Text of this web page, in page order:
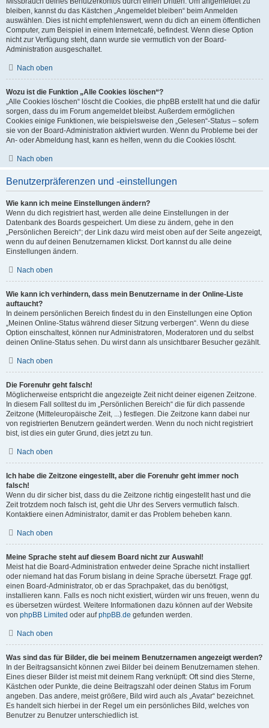
bleiben, kannst du das Kästchen „Angemeldet bleiben“ beim Anmelden
auswählen. Dies ist nicht empfehlenswert, wenn du dich an einem öffentlichen
Computer, zum Beispiel in einem Internetcafé, befindest. Wenn diese Option
nicht zur Verfügung steht, dann wurde sie vermutlich von der Board-
Administration ausgeschaltet.
Nach oben
Wozu ist die Funktion „Alle Cookies löschen“?
„Alle Cookies löschen“ löscht die Cookies, die phpBB erstellt hat und die dafür
sorgen, dass du im Forum angemeldet bleibst. Außerdem ermöglichen
Cookies einige Funktionen, wie beispielsweise den „Gelesen“-Status – sofern
sie von der Board-Administration aktiviert wurden. Wenn du Probleme bei der
An- oder Abmeldung hast, kann es helfen, wenn du die Cookies löscht.
Nach oben
Benutzerpräferenzen und -einstellungen
Wie kann ich meine Einstellungen ändern?
Wenn du dich registriert hast, werden alle deine Einstellungen in der
Datenbank des Boards gespeichert. Um diese zu ändern, gehe in den
„Persönlichen Bereich“; der Link dazu wird meist oben auf der Seite angezeigt,
wenn du auf deinen Benutzernamen klickst. Dort kannst du alle deine
Einstellungen ändern.
Nach oben
Wie kann ich verhindern, dass mein Benutzername in der Online-Liste
auftaucht?
In deinem persönlichen Bereich findest du in den Einstellungen eine Option
„Meinen Online-Status während dieser Sitzung verbergen“. Wenn du diese
Option einschaltest, können nur Administratoren, Moderatoren und du selbst
deinen Online-Status sehen. Du wirst dann als unsichtbarer Besucher gezählt.
Nach oben
Die Forenuhr geht falsch!
Möglicherweise entspricht die angezeigte Zeit nicht deiner eigenen Zeitzone.
In diesem Fall solltest du im „Persönlichen Bereich“ die für dich passende
Zeitzone (Mitteleuropäische Zeit, ...) festlegen. Die Zeitzone kann dabei nur
von registrierten Benutzern geändert werden. Wenn du noch nicht registriert
bist, ist dies ein guter Grund, dies jetzt zu tun.
Nach oben
Ich habe die Zeitzone eingestellt, aber die Forenuhr geht immer noch
falsch!
Wenn du dir sicher bist, dass du die Zeitzone richtig eingestellt hast und die
Zeit trotzdem noch falsch ist, geht die Uhr des Servers vermutlich falsch.
Kontaktiere einen Administrator, damit er das Problem beheben kann.
Nach oben
Meine Sprache steht auf diesem Board nicht zur Auswahl!
Meist hat die Board-Administration entweder deine Sprache nicht installiert
oder niemand hat das Forum bislang in deine Sprache übersetzt. Frage ggf.
einen Board-Administrator, ob er das Sprachpaket, das du benötigst,
installieren kann. Falls es noch nicht existiert, würden wir uns freuen, wenn du
es übersetzen würdest. Weitere Informationen dazu können auf der Website
von phpBB Limited oder aufphpBB.de gefunden werden.
Nach oben
Was sind das für Bilder, die bei meinem Benutzernamen angezeigt werden?
In der Beitragsansicht können zwei Bilder bei deinem Benutzernamen stehen.
Eines dieser Bilder ist meist mit deinem Rang verknüpft: Oft sind dies Sterne,
Kästchen oder Punkte, die deine Beitragszahl oder deinen Status im Forum
angeben. Das andere, meist größere, Bild wird auch als „Avatar“ bezeichnet.
Es handelt sich hierbei in der Regel um ein persönliches Bild, welches von
Benutzer zu Benutzer unterschiedlich ist.